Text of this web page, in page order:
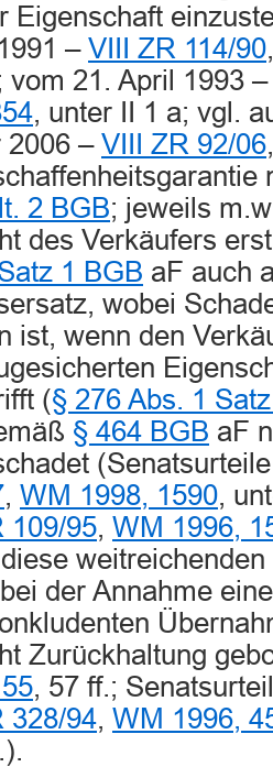
Eigenschaft
– VIII ZR 114/90
vom 21. April 1993
, unter II 1 a; vgl.
2006 – VIII ZR 92/06
2 BGB; jeweils
des Verkäufers
1 BGB aF auch
wobei
ist, wenn den
(§ 276 Abs. 1
§ 464 BGB aF
, WM 1998, 1590,
109/95, WM 1996,
der Annahme
Zurückhaltung
, 57 ff.;
328/94, WM 1996,